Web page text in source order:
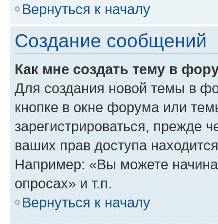
Вернуться к началу
Создание сообщений
Как мне создать тему в
Для создания новой темы в
кнопке в окне форума или
зарегистрироваться, прежде
ваших прав доступа
Например: «Вы можете
опросах» и т.п.
Вернуться к началу